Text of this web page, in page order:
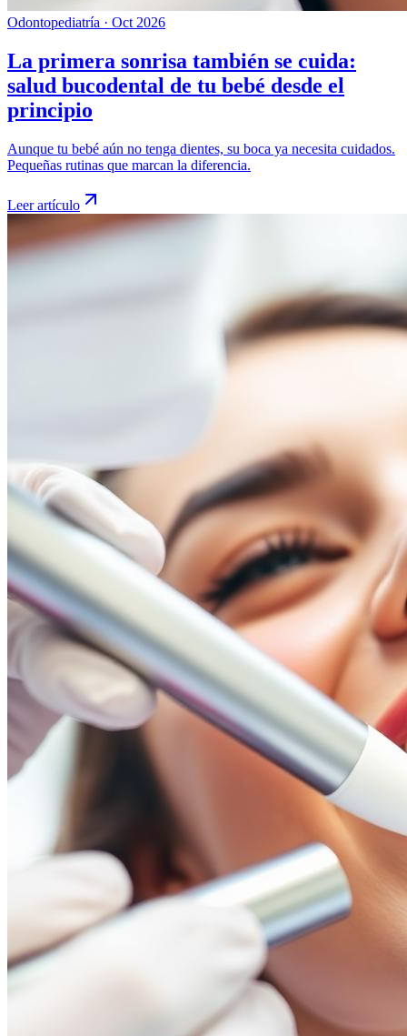
Odontopediatría · Oct 2026
La primera sonrisa también se cuida:
salud bucodental de tu bebé desde el
principio
Aunque tu bebé aún no tenga dientes, su boca ya necesita cuidados.
Pequeñas rutinas que marcan la diferencia.
Leer artículo